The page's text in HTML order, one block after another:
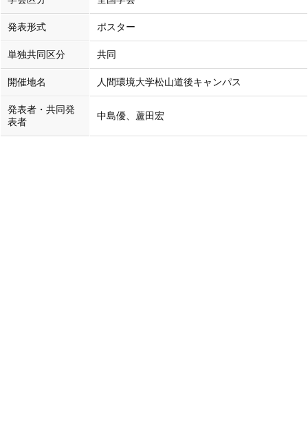
発表形式 ポスター
単独共同区分 共同
開催地名 人間環境大学松山道後キャンパス
発表者・共同発
表者
中島優、蘆田宏